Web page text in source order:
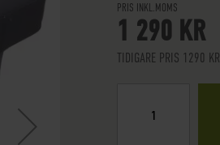
PRIS INKL.MOMS
1 290 KR
TIDIGARE PRIS 1290 KR